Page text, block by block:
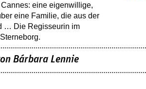
eine eigenwillige,
eine ­Familie, die aus der
… Die Regisseurin im
Bárbara Lennie